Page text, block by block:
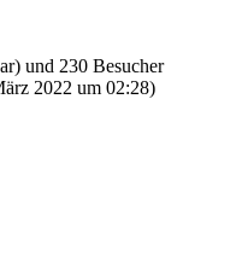
und 230 Besucher
2022 um 02:28)